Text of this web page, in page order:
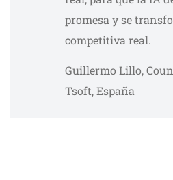
promesa y se
competitiva real.
Guillermo Lillo,
Tsoft, España